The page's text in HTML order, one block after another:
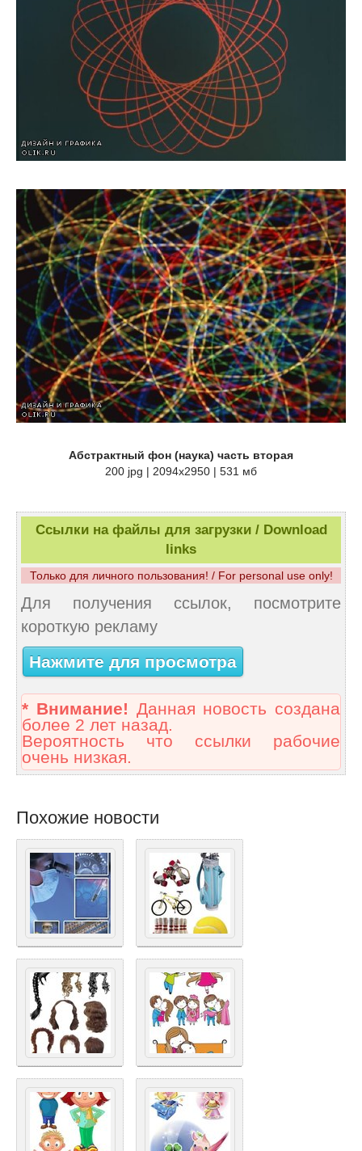
Абстрактный фон (наука) часть вторая
200 jpg | 2094x2950 | 531 мб
Ссылки на файлы для загрузки / Download
links
Только для личного пользования! / For personal use only!
Для получения ссылок, посмотрите
короткую рекламу
Нажмите для просмотра
* Внимание! Данная новость создана
более 2 лет назад.
Вероятность что ссылки рабочие
очень низкая.
Похожие новости